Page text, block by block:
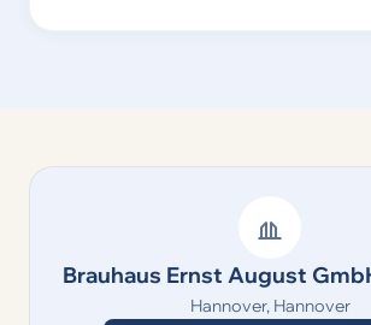
Brauhaus Ernst August
Hannover, Hannover